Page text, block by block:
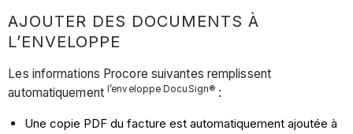
AJOUTER DES DOCUMENTS À
L’ENVELOPPE
Les informations Procore suivantes remplissent
automatiquement l’enveloppe DocuSign® :
Une copie PDF du facture est automatiquement ajoutée à